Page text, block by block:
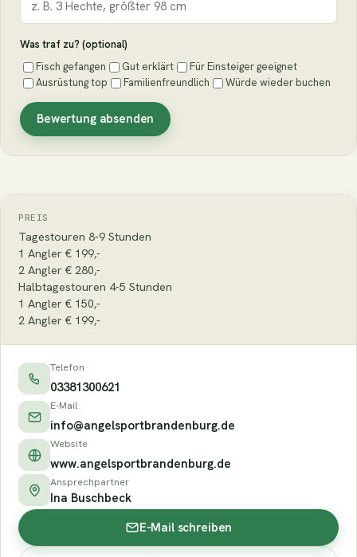
Was traf zu? (optional)
Fisch gefangen
Gut erklärt
Für Einsteiger geeignet
Ausrüstung top
Familienfreundlich Würde wieder buchen
Bewertung absenden
PREIS
Tagestouren 8-9 Stunden
1 Angler € 199,-
2 Angler € 280,-
Halbtagestouren 4-5 Stunden
1 Angler € 150,-
2 Angler € 199,-
Telefon
03381300621
E-Mail
info@angelsportbrandenburg.de
Website
www.angelsportbrandenburg.de
Ansprechpartner
Ina Buschbeck
E-Mail schreiben